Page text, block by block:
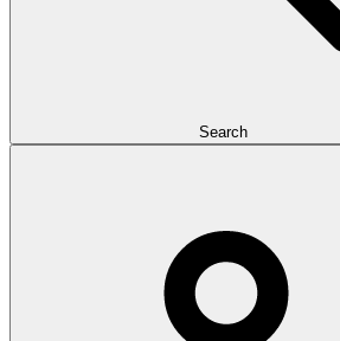
Search